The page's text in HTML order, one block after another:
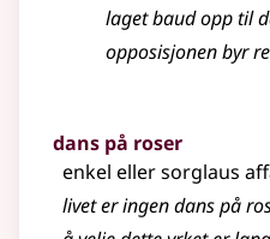
laget baud opp til
opposisjonen byr
dans på roser
enkel eller sorglaus
livet er ingen dans på